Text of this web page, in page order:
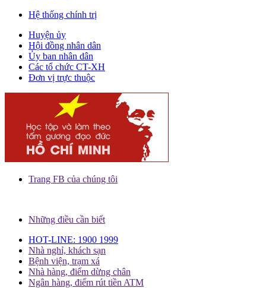
Hệ thống chính trị
Huyện ủy
Hội đồng nhân dân
Ủy ban nhân dân
Các tổ chức CT-XH
Đơn vị trực thuộc
Trang FB của chúng tôi
Những điều cần biết
HOT-LINE: 1900 1999
Nhà nghỉ, khách sạn
Bệnh viện, trạm xá
Nhà hàng, điểm dừng chân
Ngân hàng, điểm rút tiền ATM